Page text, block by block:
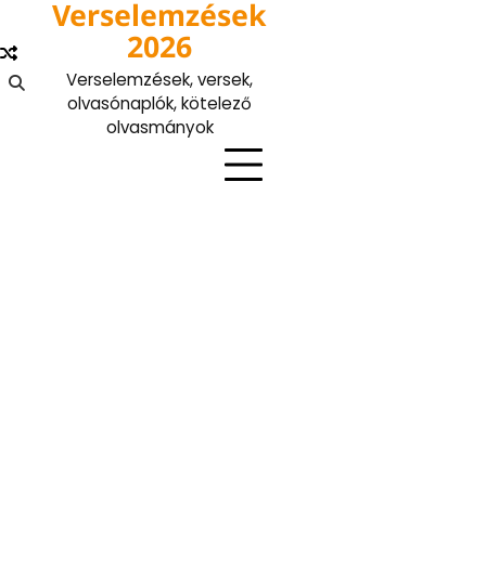
content
Verselemzések
2026
Verselemzések, versek,
olvasónaplók, kötelező
olvasmányok